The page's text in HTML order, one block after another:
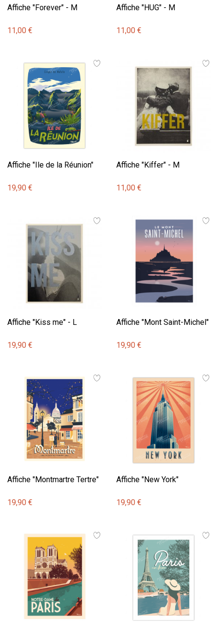
Affiche "Forever" - M
11,00 €
Affiche "HUG" - M
11,00 €
Affiche "Ile de la Réunion"
19,90 €
Affiche "Kiffer" - M
11,00 €
Affiche "Kiss me" - L
19,90 €
Affiche "Mont Saint-Michel"
19,90 €
Affiche "Montmartre Tertre"
19,90 €
Affiche "New York"
19,90 €